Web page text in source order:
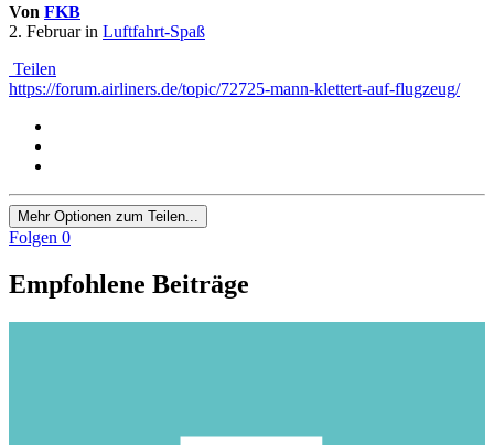
Von FKB
2. Februarin Luftfahrt-Spaß
Teilen
https://forum.airliners.de/topic/72725-mann-klettert-auf-flugzeug/
Mehr Optionen zum Teilen...
Folgen 0
Empfohlene Beiträge